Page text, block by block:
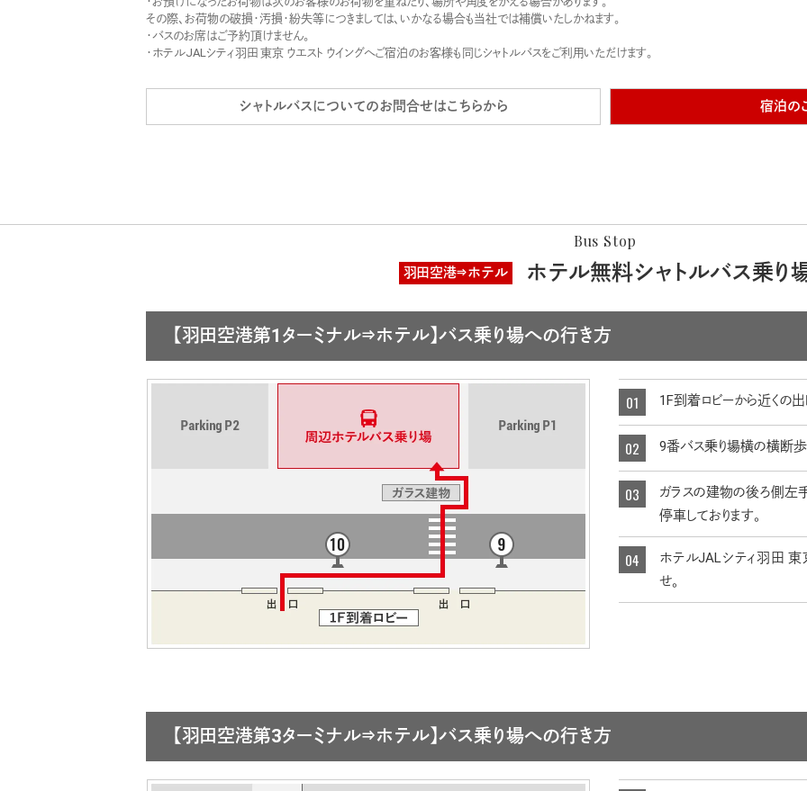
その際、お荷物の破損・汚損・紛失等につきましては、いかなる場合も当社では補償いたしかねます。
・バスのお席はご予約頂けません。
・ホテルJALシティ羽田 東京 ウエスト ウイングへご宿泊のお客様も同じシャトルバスをご利用いただけます。
シャトルバスについてのお問合せはこちらから 宿泊の
Bus Stop
羽田空港⇒ホテル ホテル無料シャトルバス乗り
【羽田空港第1ターミナル⇒ホテル】バス乗り場への行き方
1F到着ロビーから近くの出
9番バス乗り場横の横断歩
ガラスの建物の後ろ側左
停車しております。
ホテルJALシティ羽田 東
せ。
【羽田空港第3ターミナル⇒ホテル】バス乗り場への行き方